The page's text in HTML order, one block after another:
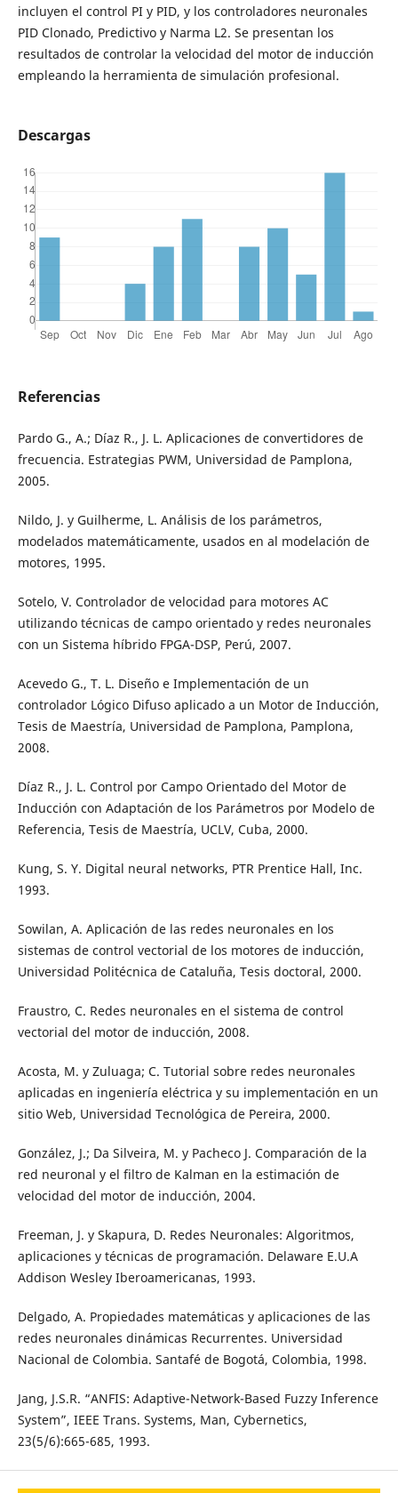
incluyen el control PI y PID, y los controladores neuronales
PID Clonado, Predictivo y Narma L2. Se presentan los
resultados de controlar la velocidad del motor de inducción
empleando la herramienta de simulación profesional.
Descargas
Referencias
Pardo G., A.; Díaz R., J. L. Aplicaciones de convertidores de
frecuencia. Estrategias PWM, Universidad de Pamplona,
2005.
Nildo, J. y Guilherme, L. Análisis de los parámetros,
modelados matemáticamente, usados en al modelación de
motores, 1995.
Sotelo, V. Controlador de velocidad para motores AC
utilizando técnicas de campo orientado y redes neuronales
con un Sistema híbrido FPGA-DSP, Perú, 2007.
Acevedo G., T. L. Diseño e Implementación de un
controlador Lógico Difuso aplicado a un Motor de Inducción,
Tesis de Maestría, Universidad de Pamplona, Pamplona,
2008.
Díaz R., J. L. Control por Campo Orientado del Motor de
Inducción con Adaptación de los Parámetros por Modelo de
Referencia, Tesis de Maestría, UCLV, Cuba, 2000.
Kung, S. Y. Digital neural networks, PTR Prentice Hall, Inc.
1993.
Sowilan, A. Aplicación de las redes neuronales en los
sistemas de control vectorial de los motores de inducción,
Universidad Politécnica de Cataluña, Tesis doctoral, 2000.
Fraustro, C. Redes neuronales en el sistema de control
vectorial del motor de inducción, 2008.
Acosta, M. y Zuluaga; C. Tutorial sobre redes neuronales
aplicadas en ingeniería eléctrica y su implementación en un
sitio Web, Universidad Tecnológica de Pereira, 2000.
González, J.; Da Silveira, M. y Pacheco J. Comparación de la
red neuronal y el filtro de Kalman en la estimación de
velocidad del motor de inducción, 2004.
Freeman, J. y Skapura, D. Redes Neuronales: Algoritmos,
aplicaciones y técnicas de programación. Delaware E.U.A
Addison Wesley Iberoamericanas, 1993.
Delgado, A. Propiedades matemáticas y aplicaciones de las
redes neuronales dinámicas Recurrentes. Universidad
Nacional de Colombia. Santafé de Bogotá, Colombia, 1998.
Jang, J.S.R. “ANFIS: Adaptive-Network-Based Fuzzy Inference
System”, IEEE Trans. Systems, Man, Cybernetics,
23(5/6):665-685, 1993.